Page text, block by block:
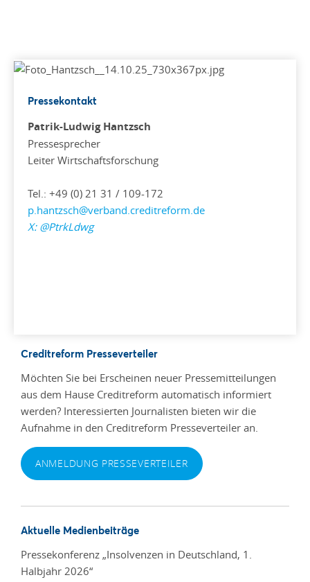
Pressekontakt
Patrik-Ludwig Hantzsch
Pressesprecher
Leiter Wirtschaftsforschung
Tel.: +49 (0) 21 31 / 109-172
p.hantzsch@verband.creditreform.de
X: @PtrkLdwg
Creditreform Presseverteiler
Möchten Sie bei Erscheinen neuer Pressemitteilungen
aus dem Hause Creditreform automatisch informiert
werden? Interessierten Journalisten bieten wir die
Aufnahme in den Creditreform Presseverteiler an.
ANMELDUNG PRESSEVERTEILER
Aktuelle Medienbeiträge
Pressekonferenz „Insolvenzen in Deutschland, 1.
Halbjahr 2026“